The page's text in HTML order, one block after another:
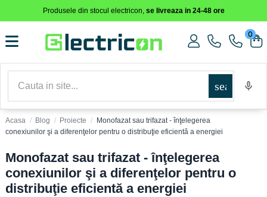
Produsele din stocul electricon, se livreaza in 24-48 ore
ps_customersignin-
0
search
Acasa Blog Proiecte
Monofazat sau trifazat - înţelegerea
conexiunilor şi a diferenţelor pentru o distribuţie eficientă a energiei
Monofazat sau trifazat - înţelegerea
conexiunilor şi a diferenţelor pentru o
distribuţie eficientă a energiei